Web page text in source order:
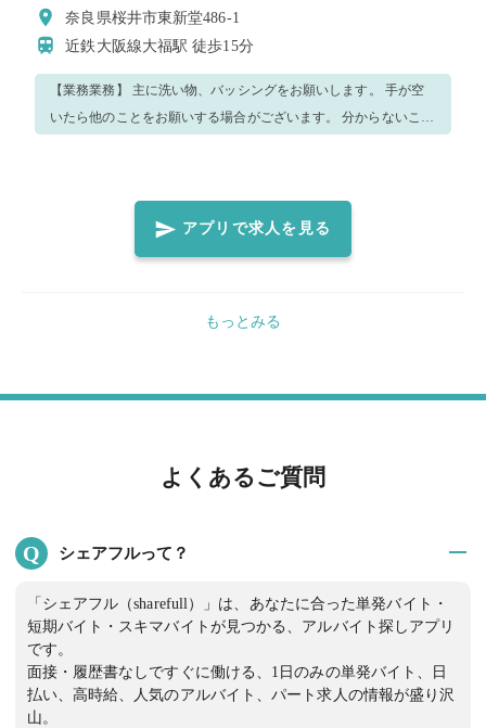
奈良県桜井市東新堂486-1
近鉄大阪線大福駅徒歩15分
【業務業務】 主に洗い物、バッシングをお願いします。 手が空
いたら他のことをお願いする場合がございます。 分からないこと
事しましょう！ ◆飲食店就業未経験でもOK！ ◆明るく笑顔で大
きな声で働いていただける方大歓迎！ ◆自ら率先してテキパキと
動ける方大歓迎！
アプリで求人を見る
もっとみる
よくあるご質問
Q シェアフルって？
「シェアフル（sharefull）」は、あなたに合った単発バイト・
短期バイト・スキマバイトが見つかる、アルバイト探しアプリ
です。
面接・履歴書なしですぐに働ける、1日のみの単発バイト、日
払い、高時給、人気のアルバイト、パート求人の情報が盛り沢
山。